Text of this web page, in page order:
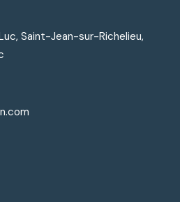
Saint-Jean-sur-Richelieu,